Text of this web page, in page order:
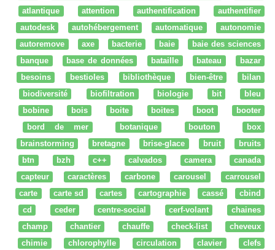
atlantique
attention authentification
authentifier
autodesk
autohébergement automatique
autonomie
autoremove
axe bacterie baie
baie des sciences
banque
base de données bataille bateau
bazar
besoins
bestioles bibliothèque bien-être
bilan
biodiversité
biofiltration biologie bit
bleu
bobine
bois boite boites boot
booter
bord de mer
botanique bouton
box
brainstorming
bretagne brise-glace bruit
bruits
btn
bzh c++ calvados camera
canada
capteur
caractères carbone carousel
carrousel
carte
carte sd cartes cartographie cassé
cbind
cd
ceder centre-social cerf-volant
chaines
champ
chantier chauffe check-list
cheveux
chimie
chlorophylle circulation clavier
clefs